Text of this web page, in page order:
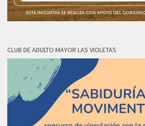
CLUB DE ADULTO MAYOR LAS VIOLETAS